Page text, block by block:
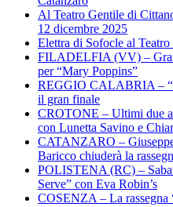
Al Teatro Gentile di
12 dicembre 2025
Elettra di Sofocle al
FILADELFIA (VV) –
per “Mary Poppins”
REGGIO CALABRIA –
il gran finale
CROTONE – Ultimi due
con Lunetta Savino e
CATANZARO –
Baricco chiuderà la
POLISTENA (RC) –
Serve” con Eva Robin’s
COSENZA – La rassegna